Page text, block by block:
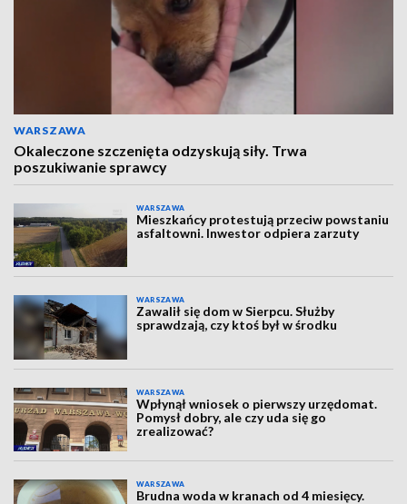
WARSZAWA
Okaleczone szczenięta odzyskują siły. Trwa
poszukiwanie sprawcy
WARSZAWA
Mieszkańcy protestują przeciw powstaniu
asfaltowni. Inwestor odpiera zarzuty
WARSZAWA
Zawalił się dom w Sierpcu. Służby
sprawdzają, czy ktoś był w środku
WARSZAWA
Wpłynął wniosek o pierwszy urzędomat.
Pomysł dobry, ale czy uda się go
zrealizować?
WARSZAWA
Brudna woda w kranach od 4 miesięcy.